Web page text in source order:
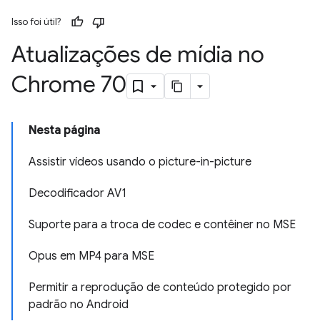
Isso foi útil?
Atualizações de mídia no
Chrome 70
Nesta página
Assistir vídeos usando o picture-in-picture
Decodificador AV1
Suporte para a troca de codec e contêiner no MSE
Opus em MP4 para MSE
Permitir a reprodução de conteúdo protegido por
padrão no Android